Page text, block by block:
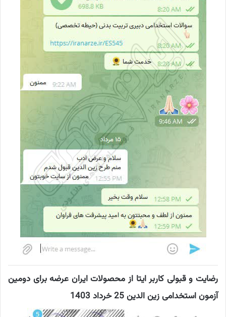
رضایت و قبولی کاربر ایتا از محصولات ایران عرضه برای دومین
آزمون استخدامی زین الدین 25 خرداد 1403